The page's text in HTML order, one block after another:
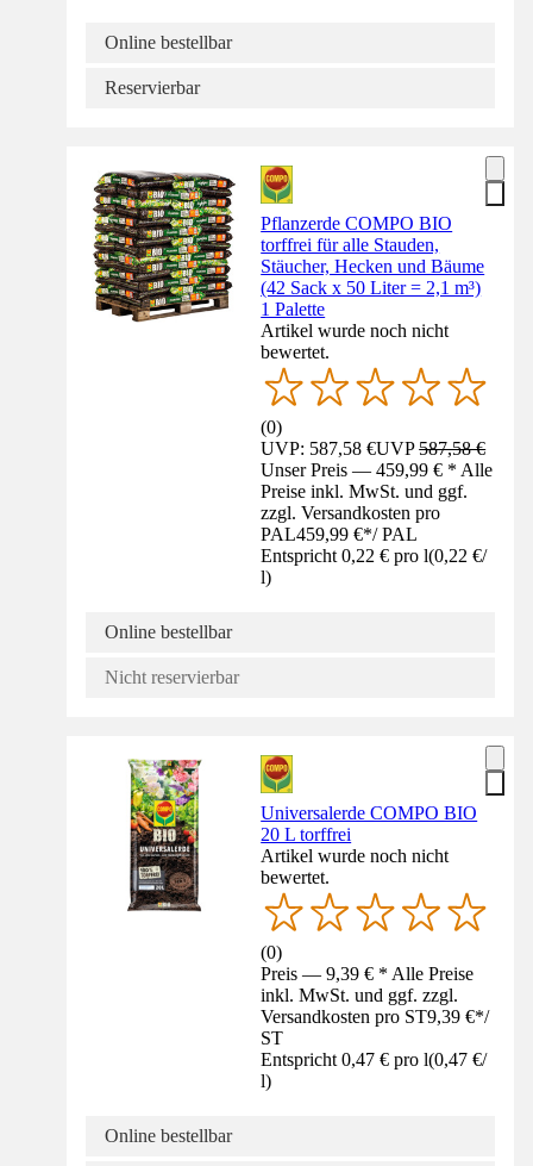
Online bestellbar
Reservierbar
Pflanzerde COMPO BIO
torffrei für alle Stauden,
Stäucher, Hecken und Bäume
(42 Sack x 50 Liter = 2,1 m³)
1 Palette
Artikel wurde noch nicht
bewertet.
(0)
UVP: 587,58 €UVP587,58 €
Unser Preis — 459,99 € * Alle
Preise inkl. MwSt. und ggf.
zzgl. Versandkosten pro
PAL459,99 €*/ PAL
Entspricht 0,22 € pro l(0,22 €/
l)
Online bestellbar
Nicht reservierbar
Universalerde COMPO BIO
20 L torffrei
Artikel wurde noch nicht
bewertet.
(0)
Preis — 9,39 € * Alle Preise
inkl. MwSt. und ggf. zzgl.
Versandkosten pro ST9,39 €*/
ST
Entspricht 0,47 € pro l(0,47 €/
l)
Online bestellbar